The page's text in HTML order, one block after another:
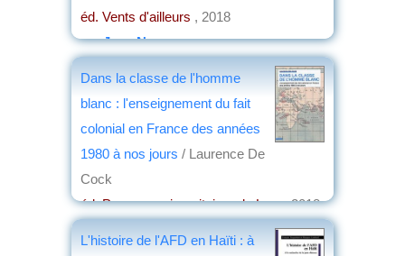
éd. Vents d'ailleurs , 2018
parJean Nemo
Dans la classe de l'homme
blanc : l'enseignement du fait
colonial en France des années
1980 à nos jours / Laurence De
Cock
éd. Presses universitaires de Lyon, 2018
L'histoire de l'AFD en Haïti : à